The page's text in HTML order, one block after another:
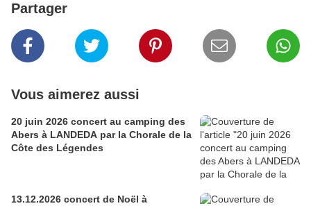
Partager
Vous aimerez aussi
20 juin 2026 concert au camping des
Abers à LANDEDA par la Chorale de la
Côte des Légendes
13.12.2026 concert de Noël à